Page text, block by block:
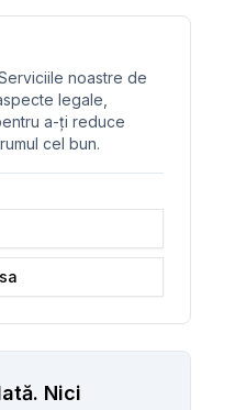
noastre de
legale,
a-ți reduce
cel bun.
Nici